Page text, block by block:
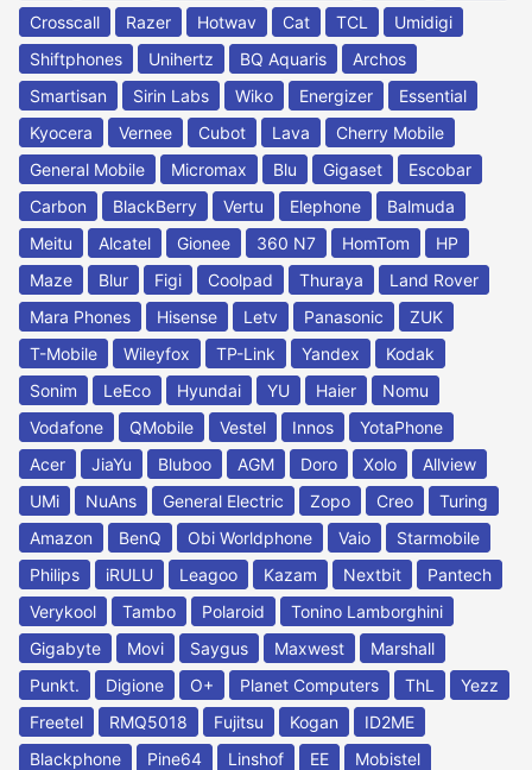
Crosscall
Razer Hotwav Cat TCL
Umidigi
Shiftphones
Unihertz BQ Aquaris
Archos
Smartisan
Sirin Labs Wiko Energizer
Essential
Kyocera
Vernee Cubot Lava
Cherry Mobile
General Mobile
Micromax Blu Gigaset
Escobar
Carbon
BlackBerry Vertu Elephone
Balmuda
Meitu
Alcatel Gionee 360 N7 HomTom
HP
Maze
Blur Figi Coolpad Thuraya
Land Rover
Mara Phones
Hisense Letv Panasonic
ZUK
T-Mobile
Wileyfox TP-Link Yandex
Kodak
Sonim
LeEco Hyundai YU Haier
Nomu
Vodafone
QMobile Vestel Innos
YotaPhone
Acer
JiaYu Bluboo AGM Doro Xolo
Allview
UMi
NuAns General Electric Zopo Creo
Turing
Amazon
BenQ Obi Worldphone Vaio
Starmobile
Philips
iRULU Leagoo Kazam Nextbit
Pantech
Verykool
Tambo Polaroid
Tonino Lamborghini
Gigabyte
Movi Saygus Maxwest
Marshall
Punkt.
Digione O+ Planet Computers ThL
Yezz
Freetel
RMQ5018 Fujitsu Kogan
ID2ME
Blackphone
Pine64 Linshof EE
Mobistel